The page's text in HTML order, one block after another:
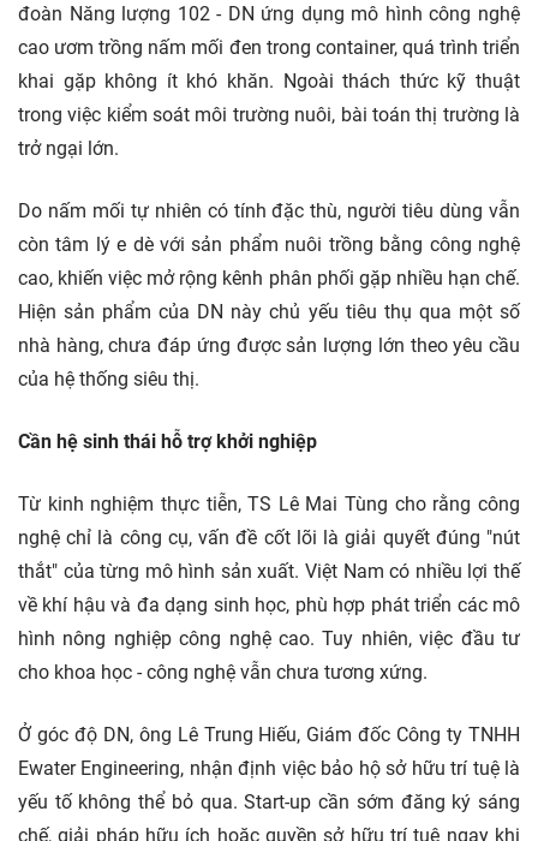
đoàn Năng lượng 102 - DN ứng dụng mô hình công nghệ
cao ươm trồng nấm mối đen trong container, quá trình triển
khai gặp không ít khó khăn. Ngoài thách thức kỹ thuật
trong việc kiểm soát môi trường nuôi, bài toán thị trường là
trở ngại lớn.
Do nấm mối tự nhiên có tính đặc thù, người tiêu dùng vẫn
còn tâm lý e dè với sản phẩm nuôi trồng bằng công nghệ
cao, khiến việc mở rộng kênh phân phối gặp nhiều hạn chế.
Hiện sản phẩm của DN này chủ yếu tiêu thụ qua một số
nhà hàng, chưa đáp ứng được sản lượng lớn theo yêu cầu
của hệ thống siêu thị.
Cần hệ sinh thái hỗ trợ khởi nghiệp
Từ kinh nghiệm thực tiễn, TS Lê Mai Tùng cho rằng công
nghệ chỉ là công cụ, vấn đề cốt lõi là giải quyết đúng "nút
thắt" của từng mô hình sản xuất. Việt Nam có nhiều lợi thế
về khí hậu và đa dạng sinh học, phù hợp phát triển các mô
hình nông nghiệp công nghệ cao. Tuy nhiên, việc đầu tư
cho khoa học - công nghệ vẫn chưa tương xứng.
Ở góc độ DN, ông Lê Trung Hiếu, Giám đốc Công ty TNHH
Ewater Engineering, nhận định việc bảo hộ sở hữu trí tuệ là
yếu tố không thể bỏ qua. Start-up cần sớm đăng ký sáng
chế, giải pháp hữu ích hoặc quyền sở hữu trí tuệ ngay khi